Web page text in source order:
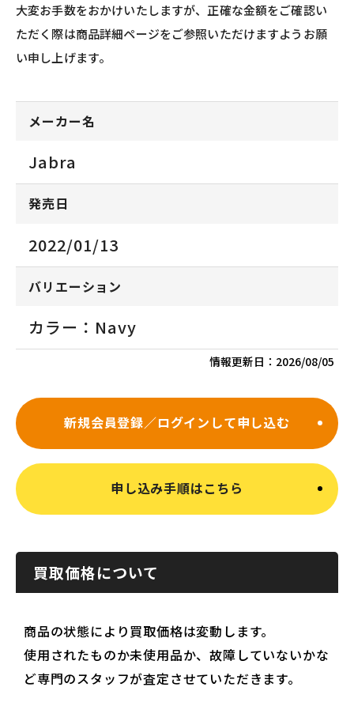
大変お手数をおかけいたしますが、正確な金額をご確認い
ただく際は商品詳細ページをご参照いただけますようお願
い申し上げます。
メーカー名
Jabra
発売日
2022/01/13
バリエーション
カラー：Navy
情報更新日： 2026/08/05
新規会員登録／ログインして申し込む
申し込み手順はこちら
買取価格について
商品の状態により買取価格は変動します。
使用されたものか未使用品か、故障していないかな
ど専門のスタッフが査定させていただきます。